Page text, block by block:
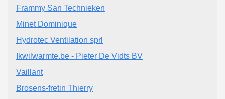
Frammy San Technieken
Minet Dominique
Hydrotec Ventilation sprl
Ikwilwarmte.be - Pieter De Vidts BV
Vaillant
Brosens-fretin Thierry